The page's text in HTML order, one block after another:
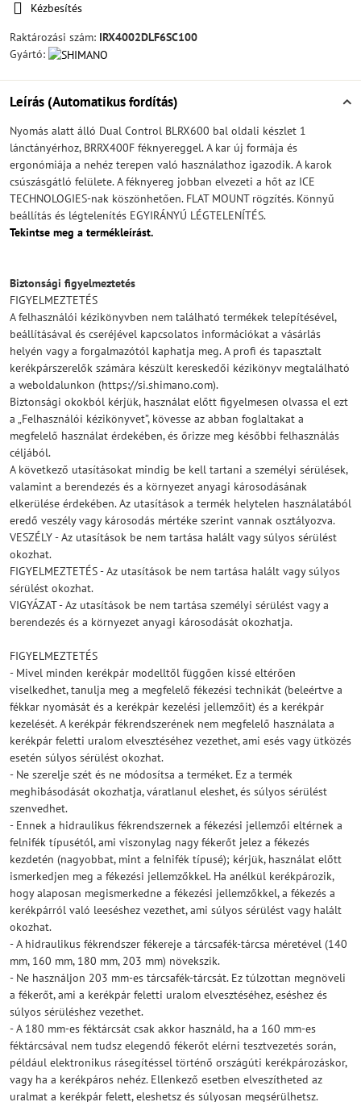
Kézbesítés
Raktározási szám: IRX4002DLF6SC100
Gyártó:
Leírás (Automatikus fordítás)
Nyomás alatt álló Dual Control BLRX600 bal oldali készlet 1
lánctányérhoz, BRRX400F féknyereggel. A kar új formája és
ergonómiája a nehéz terepen való használathoz igazodik. A karok
csúszásgátló felülete. A féknyereg jobban elvezeti a hőt az ICE
TECHNOLOGIES-nak köszönhetően. FLAT MOUNT rögzítés. Könnyű
beállítás és légtelenítés EGYIRÁNYÚ LÉGTELENÍTÉS.
Tekintse meg a termékleírást.
Biztonsági figyelmeztetés
FIGYELMEZTETÉS
A felhasználói kézikönyvben nem található termékek telepítésével,
beállításával és cseréjével kapcsolatos információkat a vásárlás
helyén vagy a forgalmazótól kaphatja meg. A profi és tapasztalt
kerékpárszerelők számára készült kereskedői kézikönyv megtalálható
a weboldalunkon (https://si.shimano.com).
Biztonsági okokból kérjük, használat előtt figyelmesen olvassa el ezt
a „Felhasználói kézikönyvet”, kövesse az abban foglaltakat a
megfelelő használat érdekében, és őrizze meg későbbi felhasználás
céljából.
A következő utasításokat mindig be kell tartani a személyi sérülések,
valamint a berendezés és a környezet anyagi károsodásának
elkerülése érdekében. Az utasítások a termék helytelen használatából
eredő veszély vagy károsodás mértéke szerint vannak osztályozva.
VESZÉLY - Az utasítások be nem tartása halált vagy súlyos sérülést
okozhat.
FIGYELMEZTETÉS - Az utasítások be nem tartása halált vagy súlyos
sérülést okozhat.
VIGYÁZAT - Az utasítások be nem tartása személyi sérülést vagy a
berendezés és a környezet anyagi károsodását okozhatja.
FIGYELMEZTETÉS
- Mivel minden kerékpár modelltől függően kissé eltérően
viselkedhet, tanulja meg a megfelelő fékezési technikát (beleértve a
fékkar nyomását és a kerékpár kezelési jellemzőit) és a kerékpár
kezelését. A kerékpár fékrendszerének nem megfelelő használata a
kerékpár feletti uralom elvesztéséhez vezethet, ami esés vagy ütközés
esetén súlyos sérülést okozhat.
- Ne szerelje szét és ne módosítsa a terméket. Ez a termék
meghibásodását okozhatja, váratlanul eleshet, és súlyos sérülést
szenvedhet.
- Ennek a hidraulikus fékrendszernek a fékezési jellemzői eltérnek a
felnifék típusétól, ami viszonylag nagy fékerőt jelez a fékezés
kezdetén (nagyobbat, mint a felnifék típusé); kérjük, használat előtt
ismerkedjen meg a fékezési jellemzőkkel. Ha anélkül kerékpározik,
hogy alaposan megismerkedne a fékezési jellemzőkkel, a fékezés a
kerékpárról való leeséshez vezethet, ami súlyos sérülést vagy halált
okozhat.
- A hidraulikus fékrendszer fékereje a tárcsafék-tárcsa méretével (140
mm, 160 mm, 180 mm, 203 mm) növekszik.
- Ne használjon 203 mm-es tárcsafék-tárcsát. Ez túlzottan megnöveli
a fékerőt, ami a kerékpár feletti uralom elvesztéséhez, eséshez és
súlyos sérüléshez vezethet.
- A 180 mm-es féktárcsát csak akkor használd, ha a 160 mm-es
féktárcsával nem tudsz elegendő fékerőt elérni tesztvezetés során,
például elektronikus rásegítéssel történő országúti kerékpározáskor,
vagy ha a kerékpáros nehéz. Ellenkező esetben elveszítheted az
uralmat a kerékpár felett, eleshetsz és súlyosan megsérülhetsz.